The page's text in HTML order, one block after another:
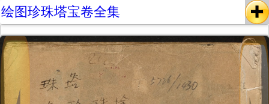
绘图珍珠塔宝卷全集